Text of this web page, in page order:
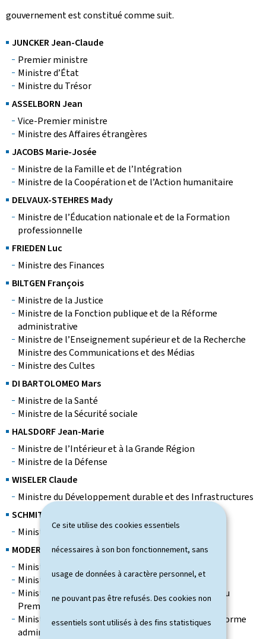
Ce site utilise des cookies essentiels
nécessaires à son bon fonctionnement, sans
usage de données à caractère personnel, et
ne pouvant pas être refusés. Des cookies non
essentiels sont utilisés à des fins statistiques
gouvernement est constitué comme suit.
JUNCKER Jean-Claude
Premier ministre
Ministre d’État
Ministre du Trésor
ASSELBORN Jean
Vice-Premier ministre
Ministre des Affaires étrangères
JACOBS Marie-Josée
Ministre de la Famille et de l’Intégration
Ministre de la Coopération et de l’Action humanitaire
DELVAUX-STEHRES Mady
Ministre de l’Éducation nationale et de la Formation
professionnelle
FRIEDEN Luc
Ministre des Finances
BILTGEN François
Ministre de la Justice
Ministre de la Fonction publique et de la Réforme
administrative
Ministre de l’Enseignement supérieur et de la Recherche
Ministre des Communications et des Médias
Ministre des Cultes
DI BARTOLOMEO Mars
Ministre de la Santé
Ministre de la Sécurité sociale
HALSDORF Jean-Marie
Ministre de l’Intérieur et à la Grande Région
Ministre de la Défense
WISELER Claude
Ministre du Développement durable et des Infrastructures
SCHMIT Nicolas
Ministre du Travail, de l’Emploi et de l’Immigration
MODERT Octavie
Ministre de la Culture
Ministre aux Relations avec le Parlement
Ministre à la Simplification administrative auprès du
Premier ministre
Ministre déléguée à la Fonction publique et à la Réforme
administrative